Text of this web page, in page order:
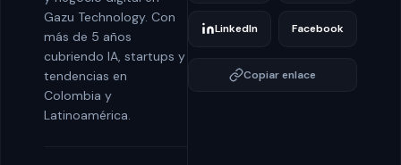
Gazu Technology. Con
más de 5 años
cubriendo IA, startups y
tendencias en
Colombia y
Latinoamérica.
LinkedIn Facebook
Copiar enlace